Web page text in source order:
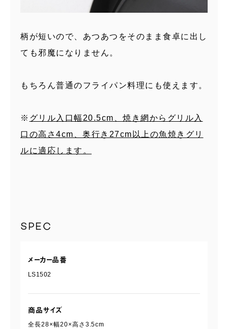
柄が短いので、あつあつをそのまま食卓に出し
ても邪魔になりません。
もちろん普通のフライパン料理にも使えます。
※ グリル入口幅20.5cm、焼き網からグリル入
口の高さ4cm、奥行き27cm以上の魚焼きグリ
ルに適応します。
SPEC
メーカー品番
LS1502
商品サイズ
全長28×幅20×高さ3.5cm